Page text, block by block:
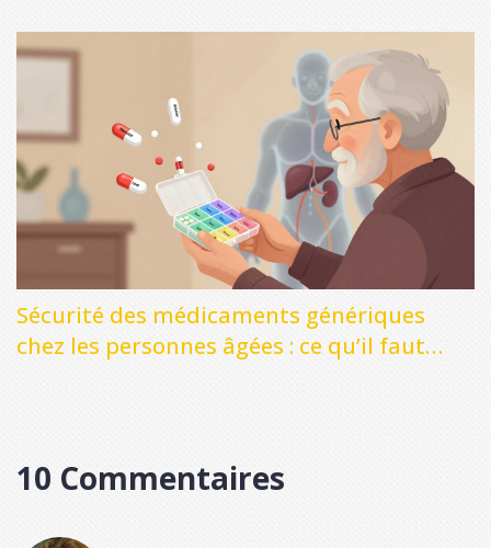
Sécurité des médicaments génériques
chez les personnes âgées : ce qu’il faut
10 Commentaires